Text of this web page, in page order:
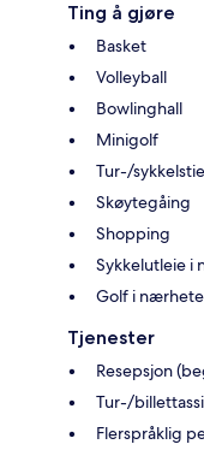
Ting å gjøre
Basket
Volleyball
Bowlinghall
Minigolf
Tur-/
Skøytegåing
Shopping
Sykkelutleie i
Golf i
Tjenester
Resepsjon
Tur-/
Flerspråklig